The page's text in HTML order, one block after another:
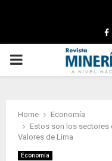
PRIMARY
Home
Economía
Estos son los sectores
Valores de Lima
Economía